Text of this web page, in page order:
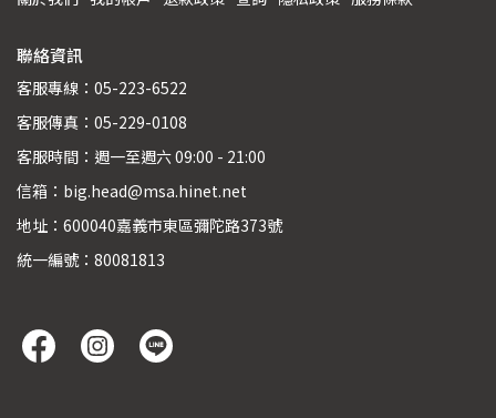
聯絡資訊
客服專線：05-223-6522
客服傳真：05-229-0108
客服時間：週一至週六 09:00 - 21:00
信箱：big.head@msa.hinet.net
地址：600040嘉義市東區彌陀路373號
統一編號：80081813